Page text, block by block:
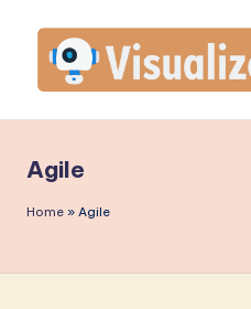
content
u
a
Agile
Home » Agile